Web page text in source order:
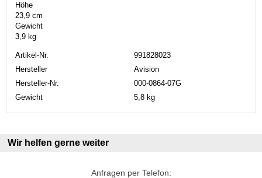
Höhe
23,9 cm
Gewicht
3,9 kg
Artikel-Nr.
991828023
Hersteller
Avision
Hersteller-Nr.
000-0864-07G
Gewicht
5,8 kg
Wir helfen gerne weiter
Anfragen per Telefon: